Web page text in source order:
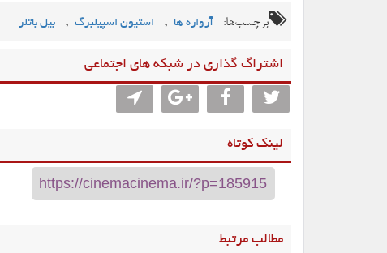
برچسب‌ها: آرواره ها , استیون اسپیلبرگ , بیل باتلر
اشتراگ گذاری در شبکه های اجتماعی
لینک کوتاه
مطالب مرتبط